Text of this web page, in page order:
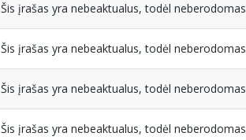
Šis įrašas yra nebeaktualus, todėl neberodomas
Šis įrašas yra nebeaktualus, todėl neberodomas
Šis įrašas yra nebeaktualus, todėl neberodomas
Šis įrašas yra nebeaktualus, todėl neberodomas